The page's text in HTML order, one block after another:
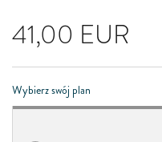
41,00 EUR
Wybierz swój plan